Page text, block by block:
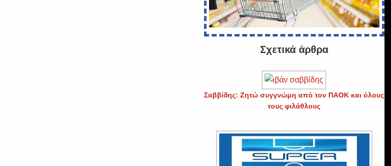
Σχετικά άρθρα
Σαββίδης: Ζητώ συγγνώμη από τον ΠΑΟΚ και όλους
τους φιλάθλους